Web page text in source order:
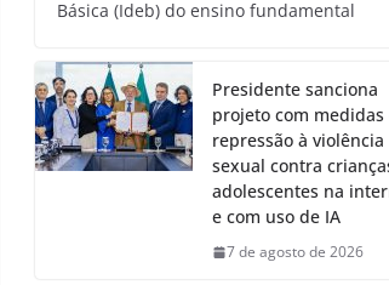
Básica (Ideb) do ensino fundamental
Presidente sanciona
projeto com medidas
repressão à violência
sexual contra
adolescentes na
e com uso de IA
7 de agosto de 2026